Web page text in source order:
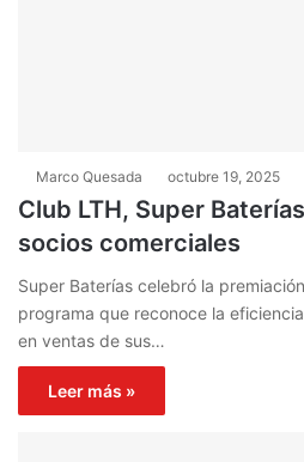
Marco Quesada octubre 19, 2025
Club LTH, Super
socios comerciales
Super Baterías celebró la
programa que reconoce la
en ventas de sus…
Leer más »